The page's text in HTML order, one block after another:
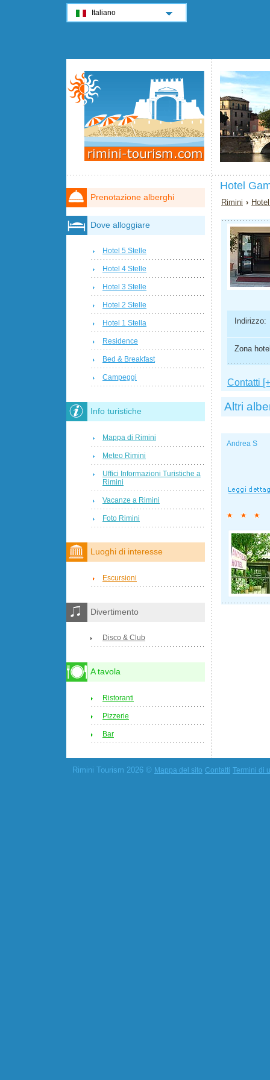
Hotel
Rimini ›
Indirizzo:
Zona
Contatti
Altri
Andrea S
Prenotazione alberghi
Dove alloggiare
Hotel 5 Stelle
Hotel 4 Stelle
Hotel 3 Stelle
Hotel 2 Stelle
Hotel 1 Stella
Residence
Bed & Breakfast
Campeggi
Info turistiche
Mappa di Rimini
Meteo Rimini
Uffici Informazioni Turistiche a
Rimini
Vacanze a Rimini
Foto Rimini
Luoghi di interesse
Escursioni
Divertimento
Disco & Club
A tavola
Ristoranti
Pizzerie
Bar
Rimini Tourism 2026 © Mappa del sito Contatti Termini di
Italiano